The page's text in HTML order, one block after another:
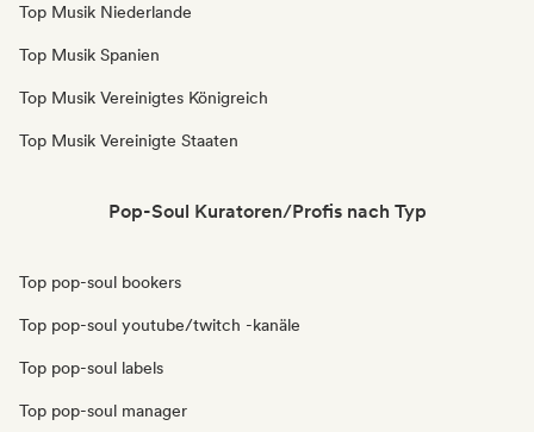
Top Musik Niederlande
Top Musik Spanien
Top Musik Vereinigtes Königreich
Top Musik Vereinigte Staaten
Pop-Soul Kuratoren/Profis nach Typ
Top pop-soul bookers
Top pop-soul youtube/twitch -kanäle
Top pop-soul labels
Top pop-soul manager